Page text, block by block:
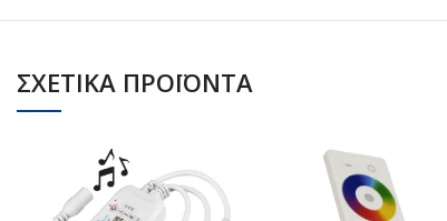
ΣΧΕΤΙΚΑ ΠΡΟΪΟΝΤΑ